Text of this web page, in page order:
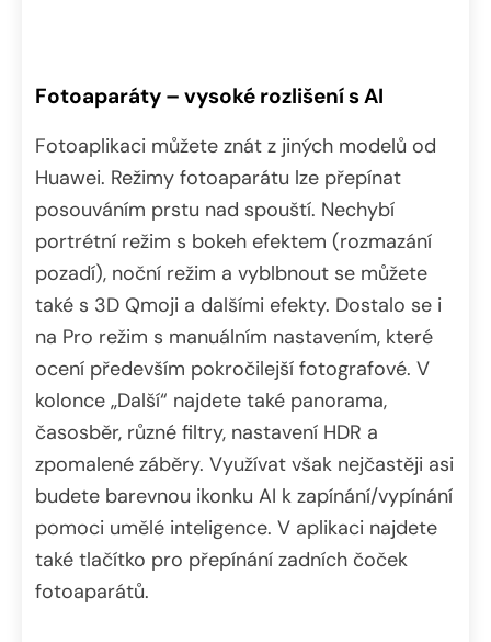
Fotoaparáty – vysoké rozlišení s AI
Fotoaplikaci můžete znát z jiných modelů od
Huawei. Režimy fotoaparátu lze přepínat
posouváním prstu nad spouští. Nechybí
portrétní režim s bokeh efektem (rozmazání
pozadí), noční režim a vyblbnout se můžete
také s 3D Qmoji a dalšími efekty. Dostalo se i
na Pro režim s manuálním nastavením, které
ocení především pokročilejší fotografové. V
kolonce „Další“ najdete také panorama,
časosběr, různé filtry, nastavení HDR a
zpomalené záběry. Využívat však nejčastěji asi
budete barevnou ikonku AI k zapínání/vypínání
pomoci umělé inteligence. V aplikaci najdete
také tlačítko pro přepínání zadních čoček
fotoaparátů.